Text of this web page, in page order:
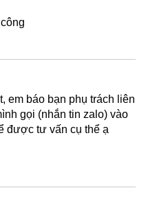
em báo bạn phụ trách liên
gọi (nhắn tin zalo) vào
được tư vấn cụ thể ạ